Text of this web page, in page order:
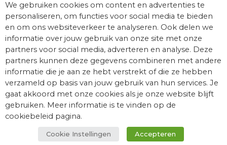
mogelijk maken:
We gebruiken cookies om content en advertenties te
personaliseren, om functies voor social media te bieden
en om ons websiteverkeer te analyseren. Ook delen we
informatie over jouw gebruik van onze site met onze
partners voor social media, adverteren en analyse. Deze
partners kunnen deze gegevens combineren met andere
informatie die je aan ze hebt verstrekt of die ze hebben
verzameld op basis van jouw gebruik van hun services. Je
gaat akkoord met onze cookies als je onze website blijft
gebruiken. Meer informatie is te vinden op de
cookiebeleid pagina.
Cookie Instellingen Accepteren